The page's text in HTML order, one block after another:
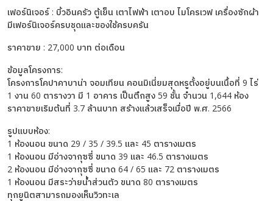
เฟอร์นิเจอร์ : บิ้วอินครัว ตู้เย็น เตาไฟฟ้า เตาอบ ไมโครเวฟ เครื่องซักผ้า
มีเฟอร์นิเจอร์ครบชุดและของใช้ครบครัน
ราคาขาย : 27,000 บาท ต่อเดือน
ข้อมูลโครงการ:
โครงการโคปาคาบาน่า จอมเทียน คอนมิเนี่ยมสุดหรูตั้งอยู่บนเนื้อที่ 9 ไร่
1 งาน 60 ตารางวา มี 1 อาคาร เป็นตึกสูง 59 ชั้น จำนวน 1,644 ห้อง
ราคาขายเริมต้นที่ 3.7 ล้านบาท สร้างแล้วเสร็จเมื่อปี พ.ศ. 2566
รูปแบบห้อง:
1 ห้องนอน ขนาด 29 / 35 / 39.5 และ 45 ตารางเมตร
1 ห้องนอน มีอ่างจากุซซี่ ขนาด 39 และ 46.5 ตารางเมตร
2 ห้องนอน มีอ่างจากุซซี่ ขนาด 64 / 65 และ 72 ตารางเมตร
1 ห้องนอน มีสระว่ายน้ำส่วนตัว ขนาด 80 ตารางเมตร
ทุกยูนิตสามารถมองเห็นวิวทะเล